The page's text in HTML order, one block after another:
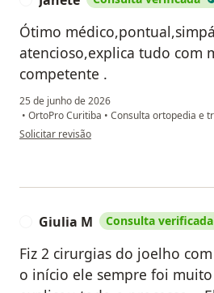
Ótimo
atencioso,explica tudo com
competente .
25 de junho de 2026
• OrtoPro Curitiba • Consulta ortopedia e
na opinião do utilizador Janete
Solicitar revisão
Giulia M Consulta verificada
Fiz 2 cirurgias do joelho
o início ele sempre foi